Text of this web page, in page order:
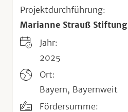
Projektdurchführung:
Marianne Strauß Stiftung
Jahr:
2025
Ort:
Bayern, Bayernweit
Fördersumme: